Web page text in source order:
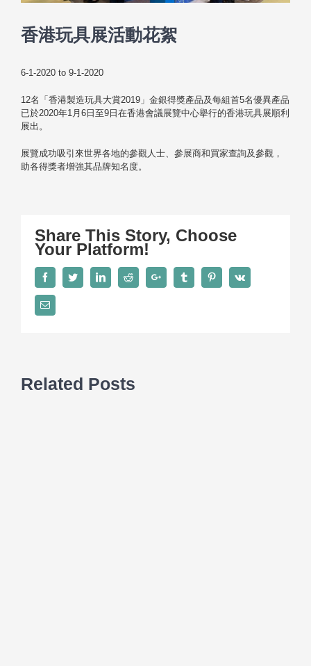
香港玩具展活動花絮
6-1-2020 to 9-1-2020
12名「香港製造玩具大賞2019」金銀得獎產品及每組首5名優異產品
已於2020年1月6日至9日在香港會議展覽中心擧行的香港玩具展順利
展出。
展覽成功吸引來世界各地的參觀人士、參展商和買家查詢及參觀，
助各得獎者增強其品牌知名度。
Share This Story, Choose
Your Platform!
FacebookTwitterLinkedInReddit Google+ Tumblr PinterestVk
Email
Related Posts